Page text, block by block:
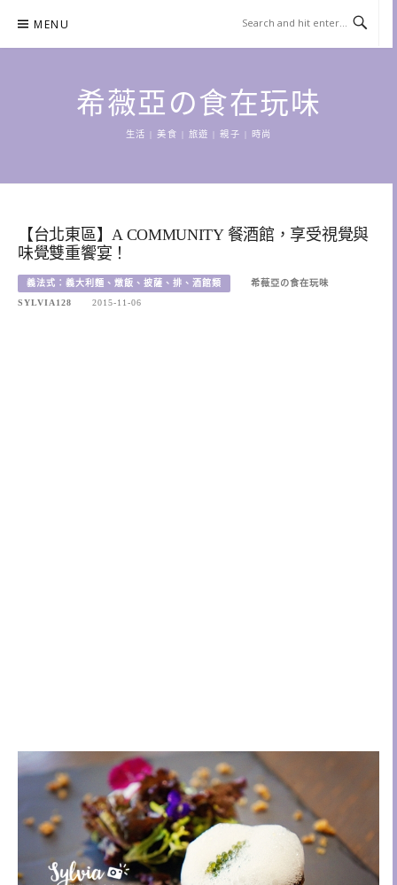
content
MENU
希薇亞の食在玩味
生活 | 美食 | 旅遊 | 親子 | 時尚
【台北東區】A COMMUNITY 餐酒館，享受視覺與
味覺雙重饗宴！
義法式：義大利麵、燉飯、披薩、排、酒館類
希薇亞の食在玩味
SYLVIA128
2015-11-06